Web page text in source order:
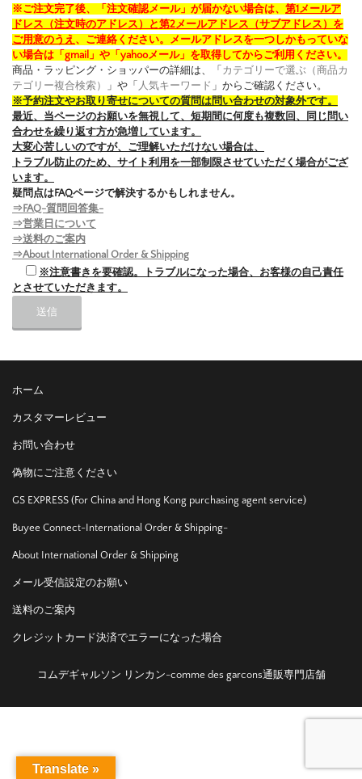
※ご注文完了後、「注文確認メール」が届かない場合は、 第1メールア
ドレス（注文時のアドレス）と第2メールアドレス（サブアドレス）を
ご用意のうえ 、ご連絡ください。メールアドレスを一つしかもっていな
い場合は「gmail」や「yahooメール」を取得してからご利用ください。
商品・ラッピング・ショッパーの詳細は、「 カテゴリーで選ぶ（商品カ
テゴリー複合検索）
」や「 人気キーワード 」からご確認ください。
※予約注文やお取り寄せについての質問は問い合わせの対象外です。
最近、当ページのお願いを無視して、短期間に何度も複数回、同じ問い
合わせを繰り返す方が急増しています。
大変心苦しいのですが、ご理解いただけない場合は、
トラブル防止のため、サイト利用を一部制限させていただく場合がござ
います。
疑問点はFAQページで解決するかもしれません。
⇒FAQ-質問回答集-
⇒営業日について
⇒送料のご案内
⇒About International Order & Shipping
※注意書きを要確認。トラブルになった場合、お客様の自己責任
とさせていただきます。
ホーム
カスタマーレビュー
お問い合わせ
偽物にご注意ください
GS EXPRESS (For China and Hong Kong purchasing agent service)
Buyee Connect-International Order & Shipping-
About International Order & Shipping
メール受信設定のお願い
送料のご案内
クレジットカード決済でエラーになった場合
コムデギャルソン リンカン-comme des garcons通販専門店舗
Translate »